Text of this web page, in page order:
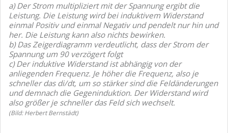
a) Der Strom multipliziert mit der Spannung ergibt die
Leistung. Die Leistung wird bei induktivem Widerstand
einmal Positiv und einmal Negativ und pendelt nur hin und
her. Die Leistung kann also nichts bewirken.
b) Das Zeigerdiagramm verdeutlicht, dass der Strom der
Spannung um 90 verzögert folgt
c) Der induktive Widerstand ist abhängig von der
anliegenden Frequenz. Je höher die Frequenz, also je
schneller das di/dt, um so stärker sind die Feldänderungen
und demnach die Gegeninduktion. Der Widerstand wird
also größer je schneller das Feld sich wechselt.
(Bild: Herbert Bernstädt)